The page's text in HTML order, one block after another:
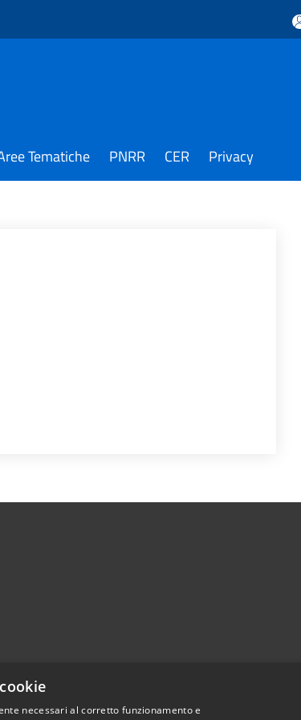
Tematiche PNRR CER Privacy
necessari al corretto funzionamento e